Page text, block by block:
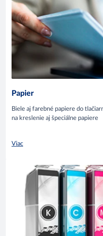
Papier
Biele aj farebné papiere do
na kreslenie aj špeciálne papiere
Viac